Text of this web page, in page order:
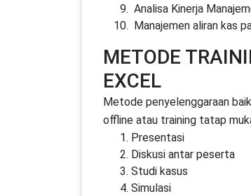
Analisa Kinerja
Manajemen aliran kas
METODE
EXCEL
Metode penyelenggaraan
offline atau training tatap
Presentasi
Diskusi antar peserta
Studi kasus
Simulasi